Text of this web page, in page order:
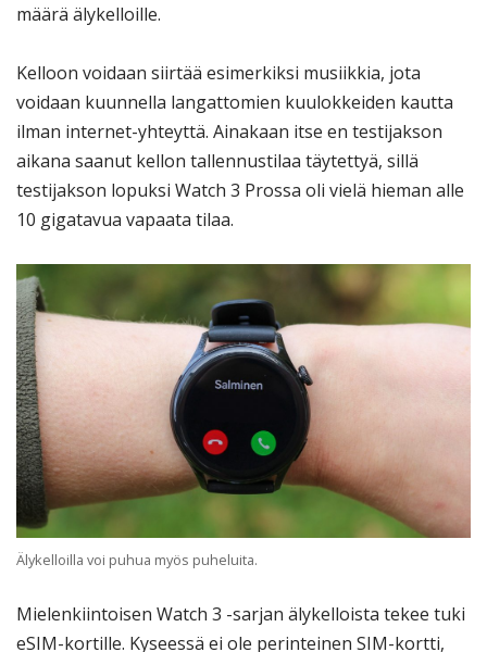
määrä älykelloille.
Kelloon voidaan siirtää esimerkiksi musiikkia, jota
voidaan kuunnella langattomien kuulokkeiden kautta
ilman internet-yhteyttä. Ainakaan itse en testijakson
aikana saanut kellon tallennustilaa täytettyä, sillä
testijakson lopuksi Watch 3 Prossa oli vielä hieman alle
10 gigatavua vapaata tilaa.
Älykelloilla voi puhua myös puheluita.
Mielenkiintoisen Watch 3 -sarjan älykelloista tekee tuki
eSIM-kortille. Kyseessä ei ole perinteinen SIM-kortti,